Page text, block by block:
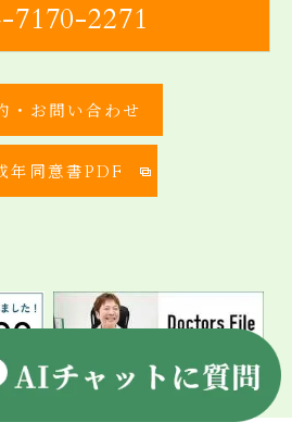
7170-2271
・お問い合わせ
年同意書PDF